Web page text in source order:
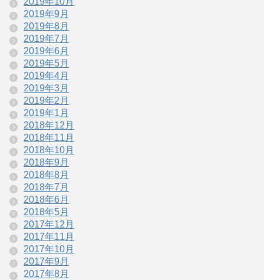
2019年9月
2019年8月
2019年7月
2019年6月
2019年5月
2019年4月
2019年3月
2019年2月
2019年1月
2018年12月
2018年11月
2018年10月
2018年9月
2018年8月
2018年7月
2018年6月
2018年5月
2017年12月
2017年11月
2017年10月
2017年9月
2017年8月